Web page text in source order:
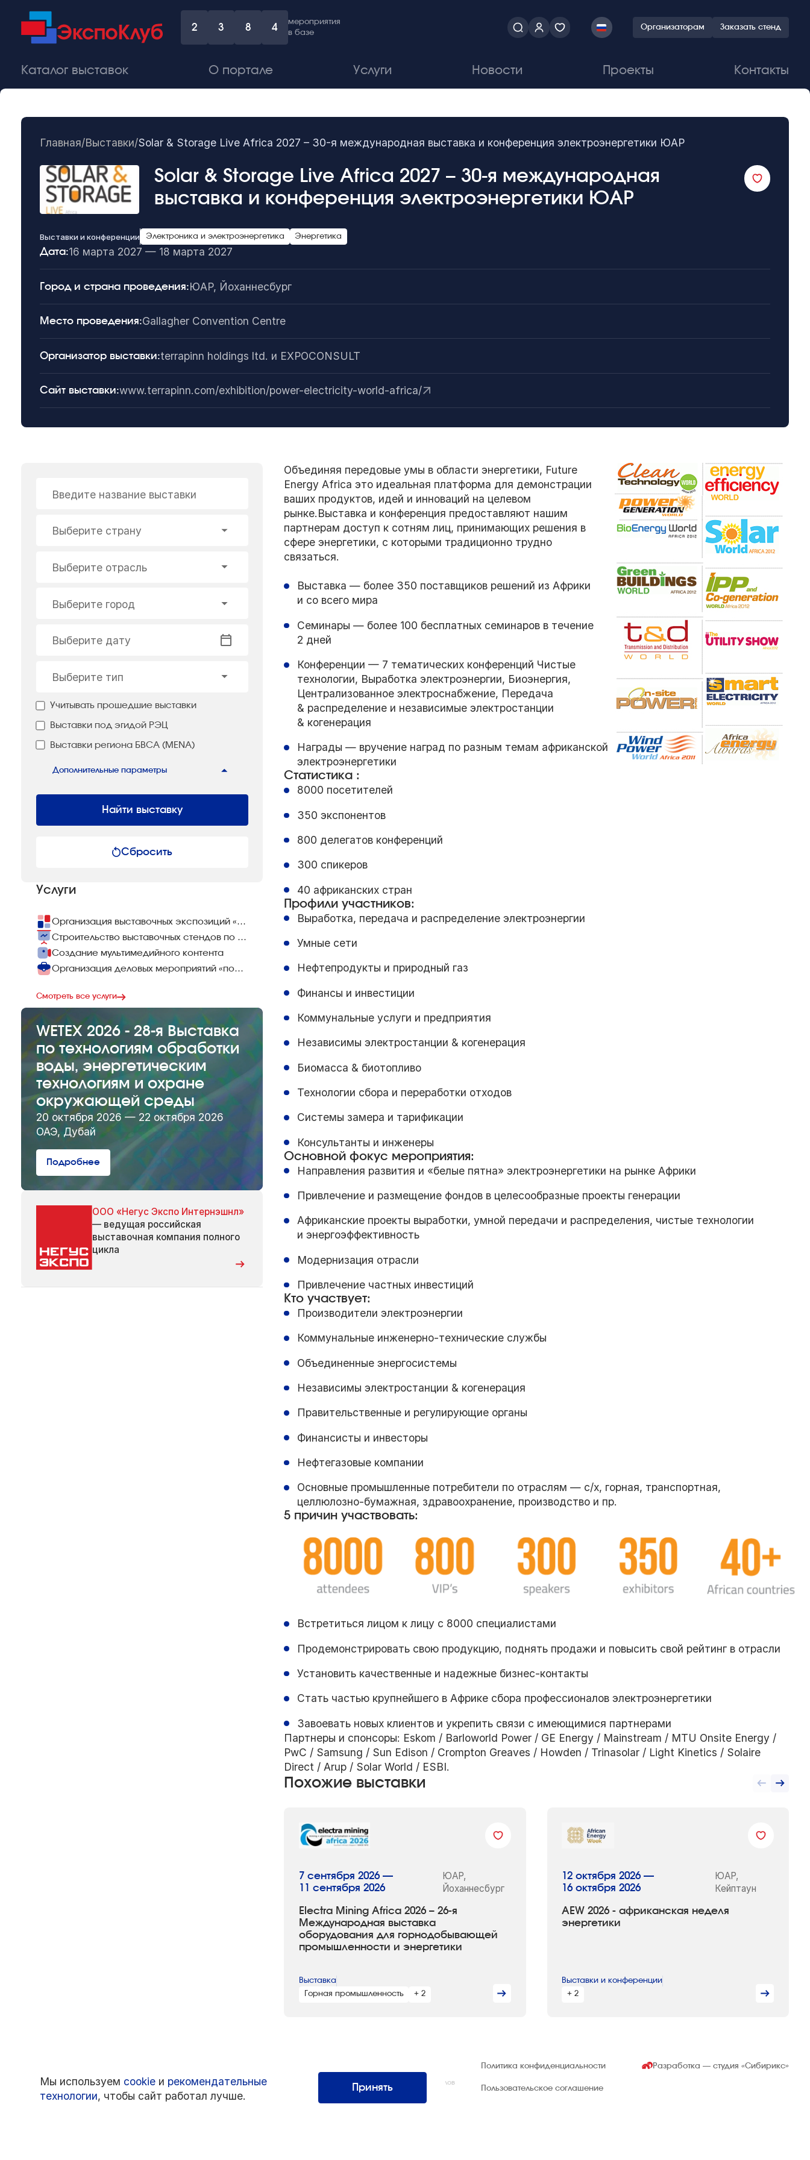
2 3 8 4
мероприятия
в базе
Организаторам Заказать стенд
Каталог выставок О портале Услуги Новости Проекты Контакты
Главная/Выставки/Solar & Storage Live Africa 2027 – 30-я международная выставка и конференция электроэнергетики ЮАР
Solar & Storage Live Africa 2027 – 30-я международная
выставка и конференция электроэнергетики ЮАР
Выставки и конференции Электроника и электроэнергетика Энергетика
Дата:16 марта 2027 — 18 марта 2027
Город и страна проведения:ЮАР, Йоханнесбург
Место проведения:Gallagher Convention Centre
Организатор выставки:terrapinn holdings ltd. и EXPOCONSULT
Сайт выставки:www.terrapinn.com/exhibition/power-electricity-world-africa/
Введите название выставки
Выберите страну
Выберите отрасль
Выберите город
Выберите дату
Выберите тип
Учитывать прошедшие выставки
Выставки под эгидой РЭЦ
Выставки региона БВСА (MENA)
Дополнительные параметры
Найти выставку
Сбросить
Услуги
Организация выставочных экспозиций «под ключ»
Строительство выставочных стендов по всему миру
Создание мультимедийного контента
Организация деловых мероприятий «под ключ»
Смотреть все услуги
WETEX 2026 - 28-я Выставка
по технологиям обработки
воды, энергетическим
технологиям и охране
окружающей среды
20 октября 2026 — 22 октября 2026
ОАЭ, Дубай
Подробнее
ООО «Негус Экспо Интернэшнл»
— ведущая российская
выставочная компания полного
цикла
Объединяя передовые умы в области энергетики, Future
Energy Africa это идеальная платформа для демонстрации
ваших продуктов, идей и инноваций на целевом
рынке.Выставка и конференция предоставляют нашим
партнерам доступ к сотням лиц, принимающих решения в
сфере энергетики, с которыми традиционно трудно
связаться.
Выставка — более 350 поставщиков решений из Африки
и со всего мира
Семинары — более 100 бесплатных семинаров в течение
2 дней
Конференции — 7 тематических конференций Чистые
технологии, Выработка электроэнергии, Биоэнергия,
Централизованное электроснабжение, Передача
& распределение и независимые электростанции
& когенерация
Награды — вручение наград по разным темам африканской
электроэнергетики
Статистика :
8000 посетителей
350 экспонентов
800 делегатов конференций
300 спикеров
40 африканских стран
Профили участников:
Выработка, передача и распределение электроэнергии
Умные сети
Нефтепродукты и природный газ
Финансы и инвестиции
Коммунальные услуги и предприятия
Независимы электростанции & когенерация
Биомасса & биотопливо
Технологии сбора и переработки отходов
Системы замера и тарификации
Консультанты и инженеры
Основной фокус мероприятия:
Направления развития и «белые пятна» электроэнергетики на рынке Африки
Привлечение и размещение фондов в целесообразные проекты генерации
Африканские проекты выработки, умной передачи и распределения, чистые технологии
и энергоэффективность
Модернизация отрасли
Привлечение частных инвестиций
Кто участвует:
Производители электроэнергии
Коммунальные инженерно-технические службы
Объединенные энергосистемы
Независимы электростанции & когенерация
Правительственные и регулирующие органы
Финансисты и инвесторы
Нефтегазовые компании
Основные промышленные потребители по отраслям — с/х, горная, транспортная,
целлюлозно-бумажная, здравоохранение, производство и пр.
5 причин участвовать:
Встретиться лицом к лицу с 8000 специалистами
Продемонстрировать свою продукцию, поднять продажи и повысить свой рейтинг в отрасли
Установить качественные и надежные бизнес-контакты
Стать частью крупнейшего в Африке сбора профессионалов электроэнергетики
Завоевать новых клиентов и укрепить связи с имеющимися партнерами
Партнеры и спонсоры: Eskom / Barloworld Power / GE Energy / Mainstream / MTU Onsite Energy /
PwC / Samsung / Sun Edison / Crompton Greaves / Howden / Trinasolar / Light Kinetics / Solaire
Direct / Arup / Solar World / ESBI.
Похожие выставки
Electra Mining Africa 2026 – 26-я
Международная выставка
оборудования для горнодобывающей
промышленности и энергетики
7 сентября 2026 —
11 сентября 2026
ЮАР,
Йоханнесбург
Выставка
Горная промышленность
+ 2
AEW 2026 - африканская неделя
энергетики
12 октября 2026 —
16 октября 2026
ЮАР,
Кейптаун
Выставки и конференции
+ 2
Интернэшнл»
Все права защищены. Использование материалов
возможно только со ссылкой на источник.
Политика конфиденциальности
Пользовательское соглашение
Разработка — студия«Сибирикс»
Мы используем cookie и рекомендательные
технологии, чтобы сайт работал лучше.
Принять